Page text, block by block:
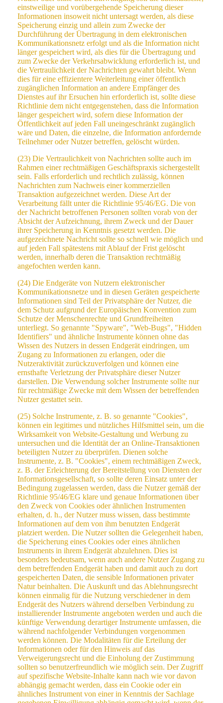
einstweilige und vorübergehende Speicherung dieser
Informationen insoweit nicht untersagt werden, als diese
Speicherung einzig und allein zum Zwecke der
Durchführung der Übertragung in dem elektronischen
Kommunikationsnetz erfolgt und als die Information nicht
länger gespeichert wird, als dies für die Übertragung und
zum Zwecke der Verkehrsabwicklung erforderlich ist, und
die Vertraulichkeit der Nachrichten gewahrt bleibt. Wenn
dies für eine effizientere Weiterleitung einer öffentlich
zugänglichen Information an andere Empfänger des
Dienstes auf ihr Ersuchen hin erforderlich ist, sollte diese
Richtlinie dem nicht entgegenstehen, dass die Information
länger gespeichert wird, sofern diese Information der
Öffentlichkeit auf jeden Fall uneingeschränkt zugänglich
wäre und Daten, die einzelne, die Information anfordernde
Teilnehmer oder Nutzer betreffen, gelöscht würden.
(23) Die Vertraulichkeit von Nachrichten sollte auch im
Rahmen einer rechtmäßigen Geschäftspraxis sichergestellt
sein. Falls erforderlich und rechtlich zulässig, können
Nachrichten zum Nachweis einer kommerziellen
Transaktion aufgezeichnet werden. Diese Art der
Verarbeitung fällt unter die Richtlinie 95/46/EG. Die von
der Nachricht betroffenen Personen sollten vorab von der
Absicht der Aufzeichnung, ihrem Zweck und der Dauer
ihrer Speicherung in Kenntnis gesetzt werden. Die
aufgezeichnete Nachricht sollte so schnell wie möglich und
auf jeden Fall spätestens mit Ablauf der Frist gelöscht
werden, innerhalb deren die Transaktion rechtmäßig
angefochten werden kann.
(24) Die Endgeräte von Nutzern elektronischer
Kommunikationsnetze und in diesen Geräten gespeicherte
Informationen sind Teil der Privatsphäre der Nutzer, die
dem Schutz aufgrund der Europäischen Konvention zum
Schutze der Menschenrechte und Grundfreiheiten
unterliegt. So genannte "Spyware", "Web-Bugs", "Hidden
Identifiers" und ähnliche Instrumente können ohne das
Wissen des Nutzers in dessen Endgerät eindringen, um
Zugang zu Informationen zu erlangen, oder die
Nutzeraktivität zurückzuverfolgen und können eine
ernsthafte Verletzung der Privatsphäre dieser Nutzer
darstellen. Die Verwendung solcher Instrumente sollte nur
für rechtmäßige Zwecke mit dem Wissen der betreffenden
Nutzer gestattet sein.
(25) Solche Instrumente, z. B. so genannte "Cookies",
können ein legitimes und nützliches Hilfsmittel sein, um die
Wirksamkeit von Website-Gestaltung und Werbung zu
untersuchen und die Identität der an Online-Transaktionen
beteiligten Nutzer zu überprüfen. Dienen solche
Instrumente, z. B. "Cookies", einem rechtmäßigen Zweck,
z. B. der Erleichterung der Bereitstellung von Diensten der
Informationsgesellschaft, so sollte deren Einsatz unter der
Bedingung zugelassen werden, dass die Nutzer gemäß der
Richtlinie 95/46/EG klare und genaue Informationen über
den Zweck von Cookies oder ähnlichen Instrumenten
erhalten, d. h., der Nutzer muss wissen, dass bestimmte
Informationen auf dem von ihm benutzten Endgerät
platziert werden. Die Nutzer sollten die Gelegenheit haben,
die Speicherung eines Cookies oder eines ähnlichen
Instruments in ihrem Endgerät abzulehnen. Dies ist
besonders bedeutsam, wenn auch andere Nutzer Zugang zu
dem betreffenden Endgerät haben und damit auch zu dort
gespeicherten Daten, die sensible Informationen privater
Natur beinhalten. Die Auskunft und das Ablehnungsrecht
können einmalig für die Nutzung verschiedener in dem
Endgerät des Nutzers während derselben Verbindung zu
installierender Instrumente angeboten werden und auch die
künftige Verwendung derartiger Instrumente umfassen, die
während nachfolgender Verbindungen vorgenommen
werden können. Die Modalitäten für die Erteilung der
Informationen oder für den Hinweis auf das
Verweigerungsrecht und die Einholung der Zustimmung
sollten so benutzerfreundlich wie möglich sein. Der Zugriff
auf spezifische Website-Inhalte kann nach wie vor davon
abhängig gemacht werden, dass ein Cookie oder ein
ähnliches Instrument von einer in Kenntnis der Sachlage